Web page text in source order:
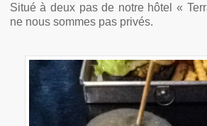
Situé à deux pas de notre hôtel «
ne nous sommes pas privés.